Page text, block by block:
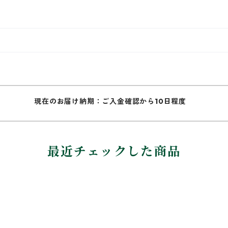
現在のお届け納期：ご入金確認から10日程度
最近チェックした商品